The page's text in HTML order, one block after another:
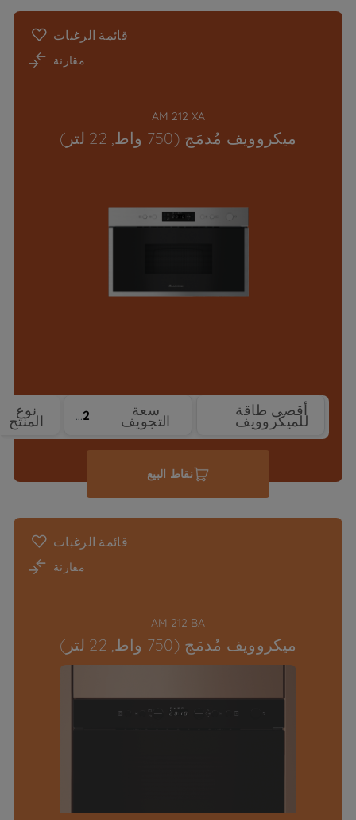
قائمة الرغبات
مقارنة
AM 212 XA
ميكروويف مُدمَج (750 واط, 22 لتر)
أقصى طاقة
للميكروويف
سعة
التجويف 22 نوع
المنتج
نقاط البيع
قائمة الرغبات
مقارنة
AM 212 BA
ميكروويف مُدمَج (750 واط, 22 لتر)